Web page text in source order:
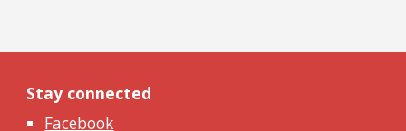
Stay connected
Facebook